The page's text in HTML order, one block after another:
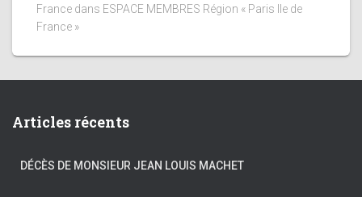
France dans ESPACE MEMBRES Région « Paris Ile de
France »
Articles récents
DÉCÈS DE MONSIEUR JEAN LOUIS MACHET